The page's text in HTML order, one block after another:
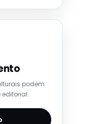
podem
editorial.